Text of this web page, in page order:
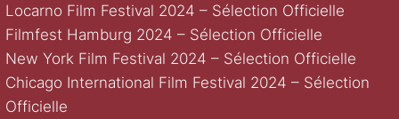
Locarno Film Festival 2024 – Sélection Officielle
Filmfest Hamburg 2024 – Sélection Officielle
New York Film Festival 2024 – Sélection Officielle
Chicago International Film Festival 2024 – Sélection
Officielle